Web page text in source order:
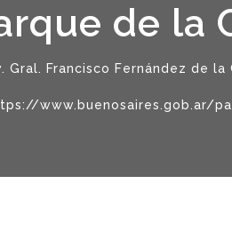
de la
Gral. Francisco Fernández de la
www.buenosaires.gob.ar/